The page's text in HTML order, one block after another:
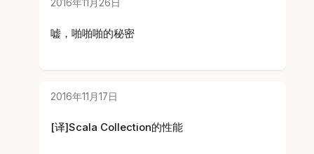
2016年11月26日
嘘，啪啪啪的秘密
2016年11月17日
[译]Scala Collection的性能